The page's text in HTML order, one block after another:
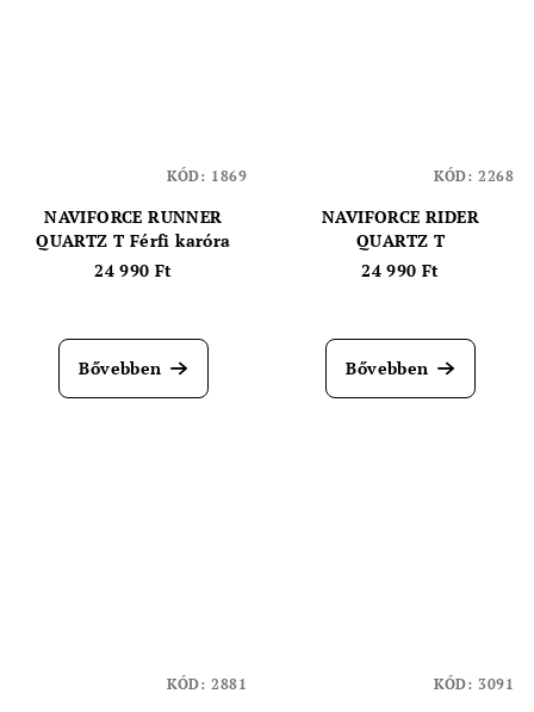
NAVIFORCE RUNNER
QUARTZ T Férfi karóra
24 990 Ft
Bővebben
KÓD: 1869
NAVIFORCE RIDER
QUARTZ T
24 990 Ft
Bővebben
KÓD: 2268
KÓD: 2881 KÓD: 3091